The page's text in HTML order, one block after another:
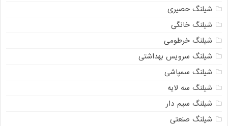
شیلنگ حصیری
شیلنگ خانگی
شیلنگ خرطومی
شیلنگ سرویس بهداشتی
شیلنگ سمپاشی
شیلنگ سه لایه
شیلنگ سیم دار
شیلنگ صنعتی